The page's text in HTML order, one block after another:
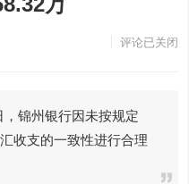
评论已关闭
锦州银行因未按规定
收支的一致性进行合理